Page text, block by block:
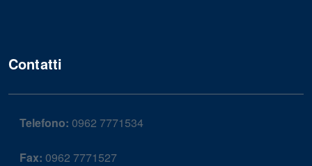
Contatti
Telefono: 0962 7771534
Fax: 0962 7771527